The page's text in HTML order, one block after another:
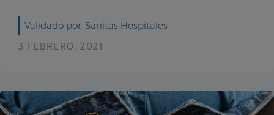
Validado por: Sanitas Hospitales
3 FEBRERO, 2021